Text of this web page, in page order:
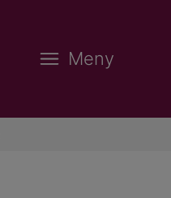
Meny